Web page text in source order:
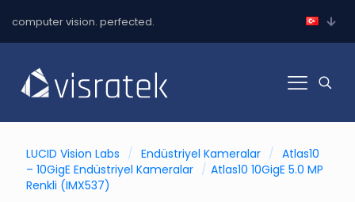
computer vision. perfected.
LUCID Vision Labs / Endüstriyel Kameralar / Atlas10
– 10GigE Endüstriyel Kameralar / Atlas10 10GigE 5.0 MP
Renkli (IMX537)